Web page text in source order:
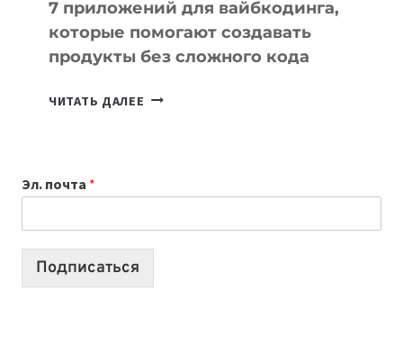
7 приложений для вайбкодинга,
которые помогают создавать
продукты без сложного кода
ЧИТАТЬ ДАЛЕЕ 7
СОЗДАВАТЬ
ПРОДУКТЫ
Эл. почта *
Подписаться